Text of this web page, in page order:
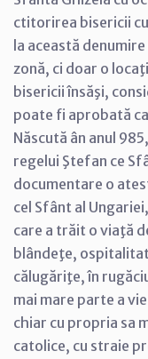
ctitorirea bisericii
la această
zonă, ci doar o
bisericii însăşi,
poate fi aprobată
Născută ân anul
regelui Ştefan ce
documentare o
cel Sfânt al
care a trăit o viaţă
blândeţe,
călugăriţe, în
mai mare parte a
chiar cu propria sa
catolice, cu straie